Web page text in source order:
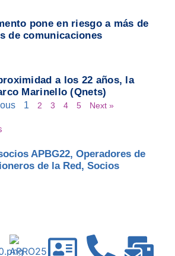
pone en riesgo a más de
de comunicaciones
a los 22 años, la
Marinello (Qnets)
1 2 3 4 5 Next »
APBG22, Operadores de
de la Red, Socios